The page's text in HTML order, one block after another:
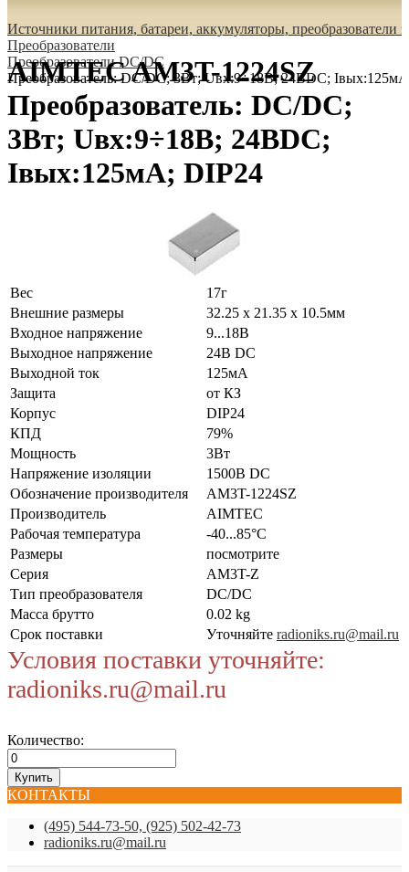
Источники питания, батареи, аккумуляторы, преобразователи
Преобразователи
Преобразователи DC/DC
Преобразователь: DC/DC; 3Вт; Uвх:9÷18В; 24ВDC;
AIMTEC AM3T-1224SZ
Преобразователь: DC/DC;
3Вт; Uвх:9÷18В; 24ВDC;
Iвых:125мА; DIP24
Вес
17г
Внешние размеры
32.25 x 21.35 x 10.5мм
Входное напряжение
9...18В
Выходное напряжение
24В DC
Выходной ток
125мА
Защита
от КЗ
Корпус
DIP24
КПД
79%
Мощность
3Вт
Напряжение изоляции
1500В DC
Обозначение производителя
AM3T-1224SZ
Производитель
AIMTEC
Рабочая температура
-40...85°C
Размеры
посмотрите
Серия
AM3T-Z
Тип преобразователя
DC/DC
Масса брутто
0.02 kg
Срок поставки
Уточняйте radioniks.ru@mail.ru
Условия поставки уточняйте:
radioniks.ru@mail.ru
Количество:
КОНТАКТЫ
(495) 544-73-50, (925) 502-42-73
radioniks.ru@mail.ru